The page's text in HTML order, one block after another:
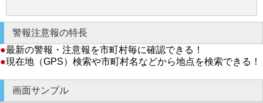
警報注意報の特長
●最新の警報・注意報を市町村毎に確認できる！
●現在地（GPS）検索や市町村名などから地点を検索できる！
画面サンプル